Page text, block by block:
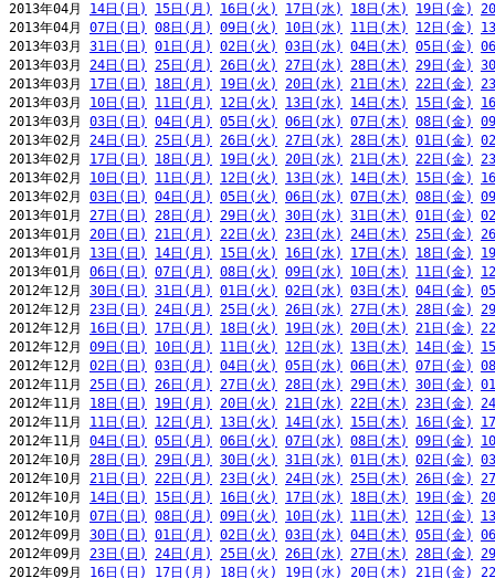
2013年04月 14日(日) 15日(月) 16日(火) 17日(水) 18日(木) 19日(金)
2013年04月 07日(日) 08日(月) 09日(火) 10日(水) 11日(木) 12日(金)
2013年03月 31日(日) 01日(月) 02日(火) 03日(水) 04日(木) 05日(金)
2013年03月 24日(日) 25日(月) 26日(火) 27日(水) 28日(木) 29日(金)
2013年03月 17日(日) 18日(月) 19日(火) 20日(水) 21日(木) 22日(金)
2013年03月 10日(日) 11日(月) 12日(火) 13日(水) 14日(木) 15日(金)
2013年03月 03日(日) 04日(月) 05日(火) 06日(水) 07日(木) 08日(金)
2013年02月 24日(日) 25日(月) 26日(火) 27日(水) 28日(木) 01日(金)
2013年02月 17日(日) 18日(月) 19日(火) 20日(水) 21日(木) 22日(金)
2013年02月 10日(日) 11日(月) 12日(火) 13日(水) 14日(木) 15日(金)
2013年02月 03日(日) 04日(月) 05日(火) 06日(水) 07日(木) 08日(金)
2013年01月 27日(日) 28日(月) 29日(火) 30日(水) 31日(木) 01日(金)
2013年01月 20日(日) 21日(月) 22日(火) 23日(水) 24日(木) 25日(金)
2013年01月 13日(日) 14日(月) 15日(火) 16日(水) 17日(木) 18日(金)
2013年01月 06日(日) 07日(月) 08日(火) 09日(水) 10日(木) 11日(金)
2012年12月 30日(日) 31日(月) 01日(火) 02日(水) 03日(木) 04日(金)
2012年12月 23日(日) 24日(月) 25日(火) 26日(水) 27日(木) 28日(金)
2012年12月 16日(日) 17日(月) 18日(火) 19日(水) 20日(木) 21日(金)
2012年12月 09日(日) 10日(月) 11日(火) 12日(水) 13日(木) 14日(金)
2012年12月 02日(日) 03日(月) 04日(火) 05日(水) 06日(木) 07日(金)
2012年11月 25日(日) 26日(月) 27日(火) 28日(水) 29日(木) 30日(金)
2012年11月 18日(日) 19日(月) 20日(火) 21日(水) 22日(木) 23日(金)
2012年11月 11日(日) 12日(月) 13日(火) 14日(水) 15日(木) 16日(金)
2012年11月 04日(日) 05日(月) 06日(火) 07日(水) 08日(木) 09日(金)
2012年10月 28日(日) 29日(月) 30日(火) 31日(水) 01日(木) 02日(金)
2012年10月 21日(日) 22日(月) 23日(火) 24日(水) 25日(木) 26日(金)
2012年10月 14日(日) 15日(月) 16日(火) 17日(水) 18日(木) 19日(金)
2012年10月 07日(日) 08日(月) 09日(火) 10日(水) 11日(木) 12日(金)
2012年09月 30日(日) 01日(月) 02日(火) 03日(水) 04日(木) 05日(金)
2012年09月 23日(日) 24日(月) 25日(火) 26日(水) 27日(木) 28日(金)
2012年09月 16日(日) 17日(月) 18日(火) 19日(水) 20日(木) 21日(金)